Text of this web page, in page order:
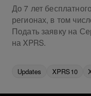
До 7 лет
регионах, в том
Подать заявку на
на XPRS.
Updates XPRS10